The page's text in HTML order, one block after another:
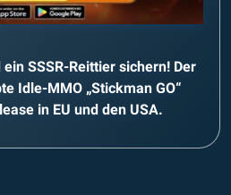
SSSR-Reittier sichern! Der
Idle-MMO „Stickman GO“
in EU und den USA.